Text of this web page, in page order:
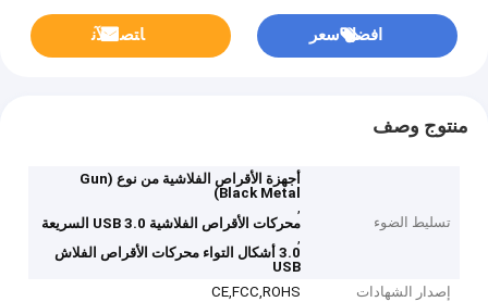
افضل سعر ﺎﺘﺼﻟ ﺍﻶﻧ
منتوج وصف
تسليط الضوء
أجهزة الأقراص الفلاشية من نوع (Gun
Black Metal)
,
محركات الأقراص الفلاشية USB 3.0 السريعة
,
3.0 أشكال التواء محركات الأقراص الفلاش
USB
إصدار الشهادات
CE,FCC,ROHS